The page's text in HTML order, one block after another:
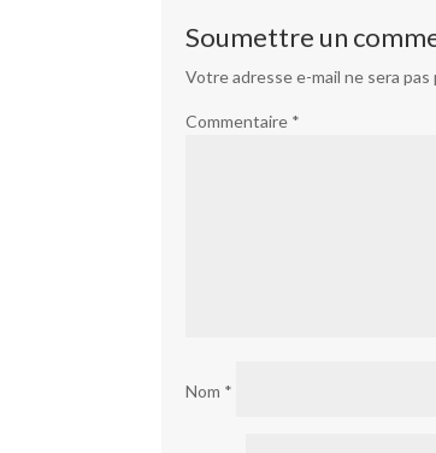
Soumettre un
Votre adresse e-mail ne sera pas
Commentaire *
Nom *